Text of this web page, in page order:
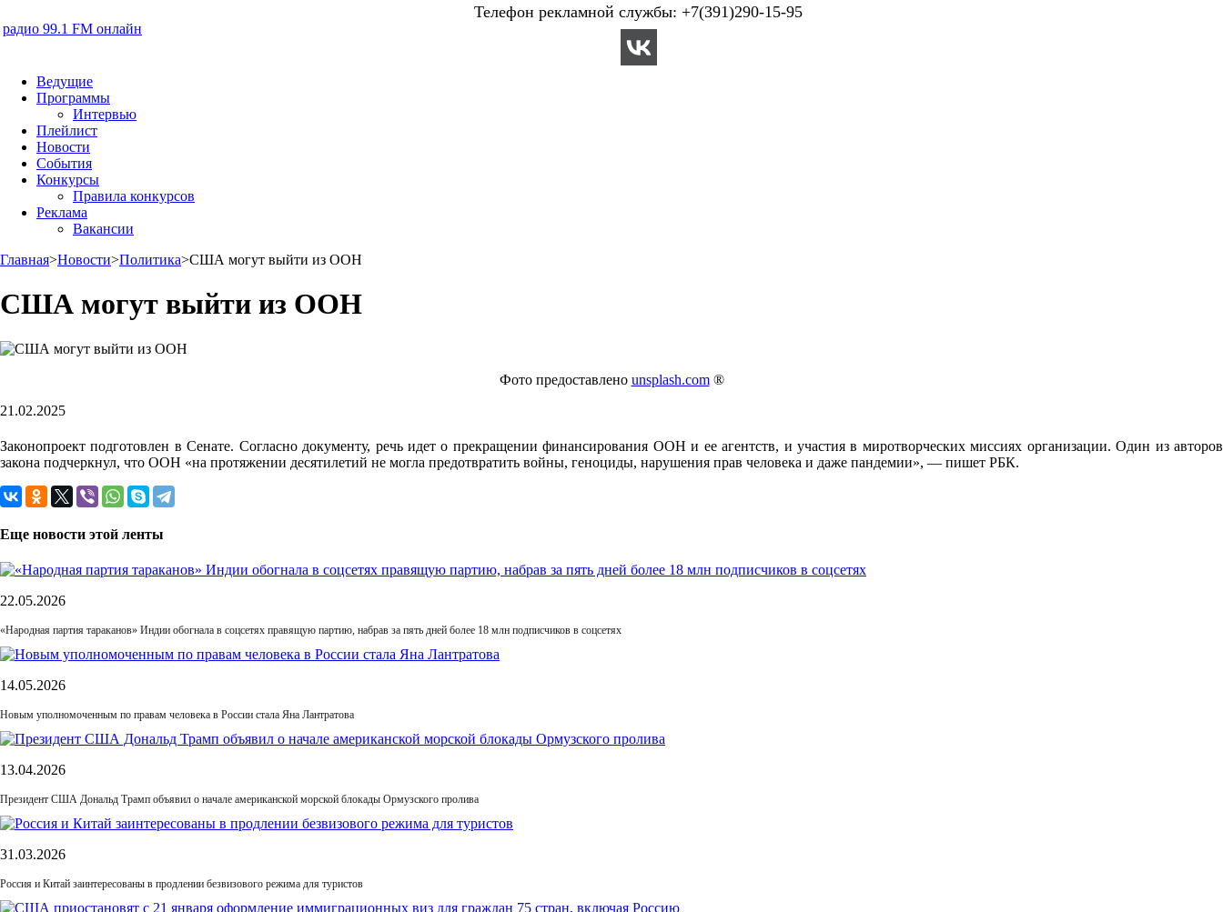
радио 99.1 FM онлайн
Телефон рекламной службы: +7(391)290-15-95
Ведущие
Программы
Интервью
Плейлист
Новости
События
Конкурсы
Правила конкурсов
Реклама
Вакансии
Главная>Новости>Политика>США могут выйти из ООН
США могут выйти из ООН
Фото предоставлено unsplash.com®
21.02.2025
Законопроект подготовлен в Сенате. Согласно документу, речь идет о прекращении финансирования ООН и ее агентств, и участия в миротворческих миссиях организации. Один из авторов
закона подчеркнул, что ООН «на протяжении десятилетий не могла предотвратить войны, геноциды, нарушения прав человека и даже пандемии», — пишет РБК.
Еще новости этой ленты
22.05.2026
«Народная партия тараканов» Индии обогнала в соцсетях правящую партию, набрав за пять дней более 18 млн подписчиков в соцсетях
14.05.2026
Новым уполномоченным по правам человека в России стала Яна Лантратова
13.04.2026
Президент США Дональд Трамп объявил о начале американской морской блокады Ормузского пролива
31.03.2026
Россия и Китай заинтересованы в продлении безвизового режима для туристов